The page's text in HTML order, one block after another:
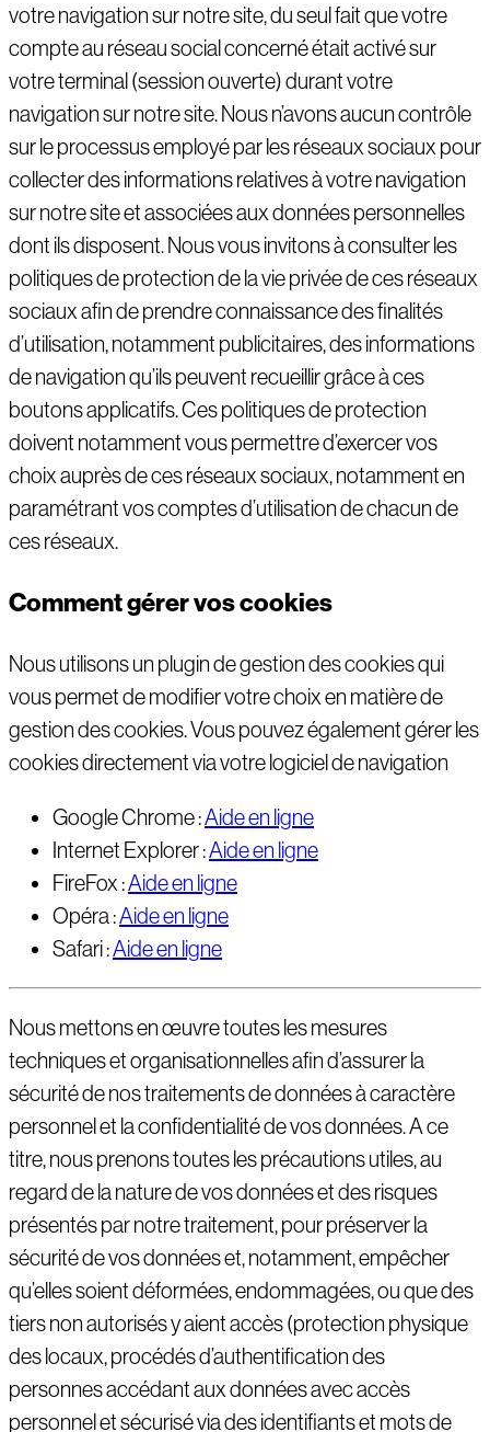
votre navigation sur notre site, du seul fait que votre
compte au réseau social concerné était activé sur
votre terminal (session ouverte) durant votre
navigation sur notre site. Nous n’avons aucun contrôle
sur le processus employé par les réseaux sociaux pour
collecter des informations relatives à votre navigation
sur notre site et associées aux données personnelles
dont ils disposent. Nous vous invitons à consulter les
politiques de protection de la vie privée de ces réseaux
sociaux afin de prendre connaissance des finalités
d’utilisation, notamment publicitaires, des informations
de navigation qu’ils peuvent recueillir grâce à ces
boutons applicatifs. Ces politiques de protection
doivent notamment vous permettre d’exercer vos
choix auprès de ces réseaux sociaux, notamment en
paramétrant vos comptes d’utilisation de chacun de
ces réseaux.
Comment gérer vos cookies
Nous utilisons un plugin de gestion des cookies qui
vous permet de modifier votre choix en matière de
gestion des cookies. Vous pouvez également gérer les
cookies directement via votre logiciel de navigation
Google Chrome :Aide en ligne
Internet Explorer :Aide en ligne
FireFox :Aide en ligne
Opéra :Aide en ligne
Safari :Aide en ligne
Nous mettons en œuvre toutes les mesures
techniques et organisationnelles afin d’assurer la
sécurité de nos traitements de données à caractère
personnel et la confidentialité de vos données. A ce
titre, nous prenons toutes les précautions utiles, au
regard de la nature de vos données et des risques
présentés par notre traitement, pour préserver la
sécurité de vos données et, notamment, empêcher
qu’elles soient déformées, endommagées, ou que des
tiers non autorisés y aient accès (protection physique
des locaux, procédés d’authentification des
personnes accédant aux données avec accès
personnel et sécurisé via des identifiants et mots de